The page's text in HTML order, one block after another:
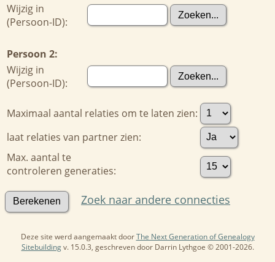
Wijzig in
(Persoon-ID):
Persoon 2:
Wijzig in
(Persoon-ID):
Maximaal aantal relaties om te laten zien:
laat relaties van partner zien:
Max. aantal te
controleren generaties:
Zoek naar andere connecties
Deze site werd aangemaakt doorThe Next Generation of Genealogy
Sitebuildingv. 15.0.3, geschreven door Darrin Lythgoe © 2001-2026.